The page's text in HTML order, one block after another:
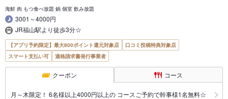
海鮮 肉 もつ食べ放題 鍋 個室 飲み放題
3001～4000円
JR福山駅より徒歩3分☆
【アプリ予約限定】最大800ポイント還元対象店
口コミ投稿特典対象店
スマート支払い可
適格請求書発行事業者
クーポン コース
月～木限定！ 6名様以上4000円以上の コースご予約で幹事様1名無料☆